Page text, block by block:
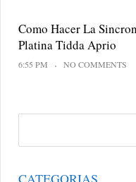
Como Hacer La
Platina Tidda Aprio
6:55 PM NO COMMENTS
r